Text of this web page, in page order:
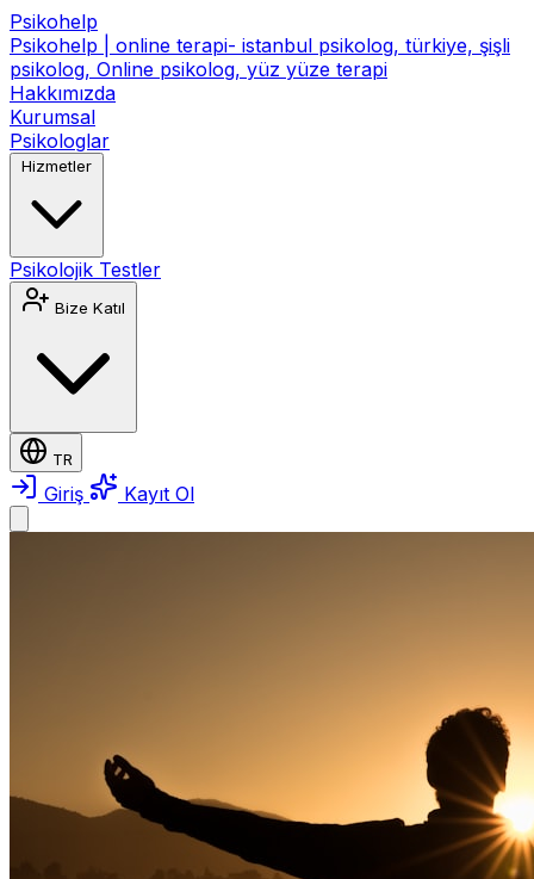
Psikohelp
Psikohelp | online terapi- istanbul psikolog, türkiye, şişli
psikolog, Online psikolog, yüz yüze terapi
Hakkımızda
Kurumsal
Psikologlar
Hizmetler
Psikolojik Testler
Bize Katıl
TR
Giriş Kayıt Ol